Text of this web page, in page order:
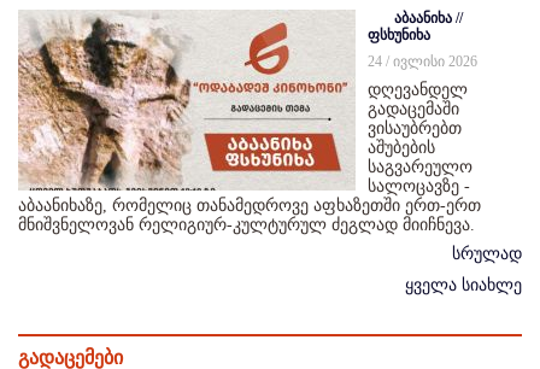
აბაანიხა //
ფსხუნიხა
24 / ივლისი 2026
დღევანდელ
გადაცემაში
ვისაუბრებთ
აშუბების
საგვარეულო
სალოცავზე -
აბაანიხაზე, რომელიც თანამედროვე აფხაზეთში ერთ-ერთ
მნიშვნელოვან რელიგიურ-კულტურულ ძეგლად მიიჩნევა.
სრულად
ყველა სიახლე
გადაცემები